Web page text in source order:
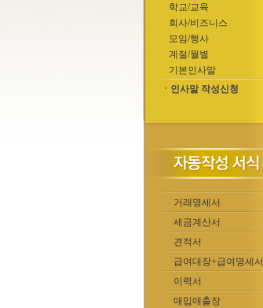
학교/교육
회사/비즈니스
모임/행사
계절/월별
기본인사말
ㆍ인사말 작성신청
거래명세서
세금계산서
견적서
급여대장+급여명세서
이력서
매입매출장